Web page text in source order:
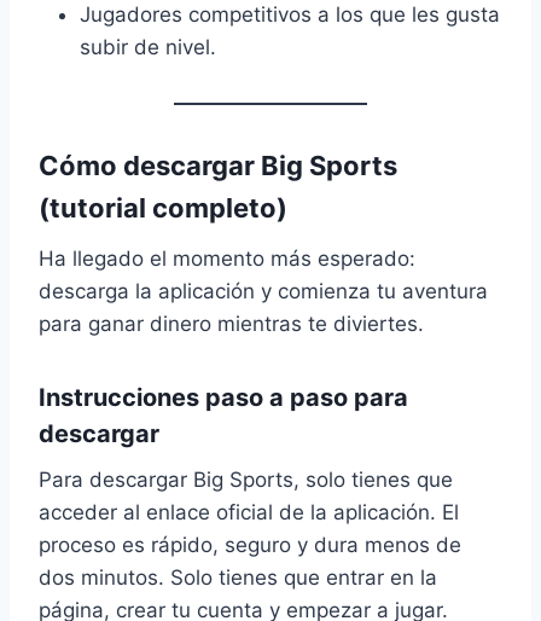
Jugadores competitivos a los que les gusta
subir de nivel.
Cómo descargar Big Sports
(tutorial completo)
Ha llegado el momento más esperado:
descarga la aplicación y comienza tu aventura
para ganar dinero mientras te diviertes.
Instrucciones paso a paso para
descargar
Para descargar Big Sports, solo tienes que
acceder al enlace oficial de la aplicación. El
proceso es rápido, seguro y dura menos de
dos minutos. Solo tienes que entrar en la
página, crear tu cuenta y empezar a jugar.